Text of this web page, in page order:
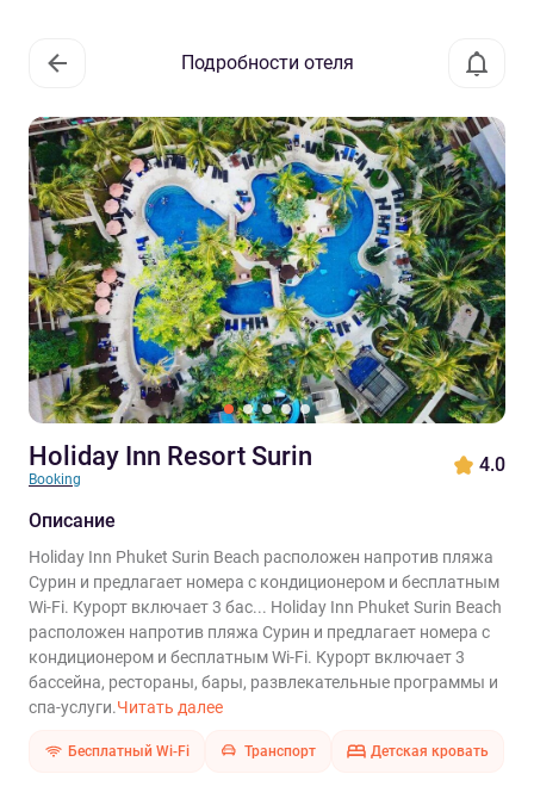
Подробности отеля
Holiday Inn Resort Surin
Booking
4.0
Описание
Holiday Inn Phuket Surin Beach расположен напротив пляжа
Сурин и предлагает номера с кондиционером и бесплатным
Wi-Fi. Курорт включает 3 бас... Holiday Inn Phuket Surin Beach
расположен напротив пляжа Сурин и предлагает номера с
кондиционером и бесплатным Wi-Fi. Курорт включает 3
бассейна, рестораны, бары, развлекательные программы и
спа-услуги.Читать далее
Бесплатный Wi-Fi Транспорт Детская кровать